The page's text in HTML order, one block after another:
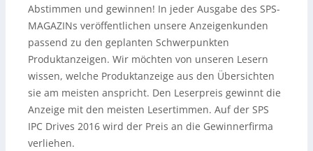
Abstimmen und gewinnen! In jeder Ausgabe des SPS-
MAGAZINs veröffentlichen unsere Anzeigenkunden
passend zu den geplanten Schwerpunkten
Produktanzeigen. Wir möchten von unseren Lesern
wissen, welche Produktanzeige aus den Übersichten
sie am meisten anspricht. Den Leserpreis gewinnt die
Anzeige mit den meisten Lesertimmen. Auf der SPS
IPC Drives 2016 wird der Preis an die Gewinnerfirma
verliehen.